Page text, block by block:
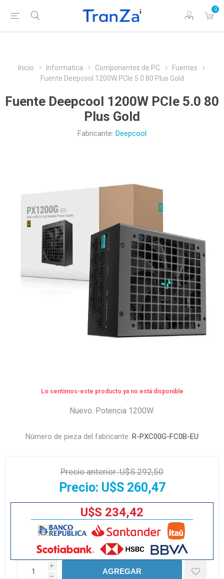
0
Inicio Informatica Componentes de PC
Fuentes
Fuente Deepcool 1200W PCIe 5.0 80 Plus Gold
Fuente Deepcool 1200W PCIe 5.0 80
Plus Gold
Fabricante: Deepcool
Lo sentimos-este producto ya no está disponible
Nuevo. Potencia 1200W.
Número de pieza del fabricante: R-PXC00G-FC0B-EU
Precio anterior:U$S 292,50
Precio: U$S 260,47
U$S 234,42
i
h
AGREGAR